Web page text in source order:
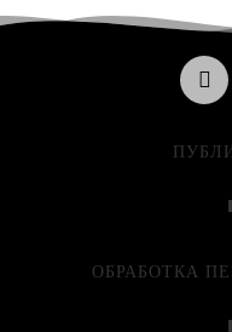
ОБРАБОТКА